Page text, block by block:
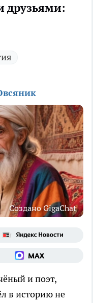
друзьями:
Создано GigaChat
и поэт,
в историю не